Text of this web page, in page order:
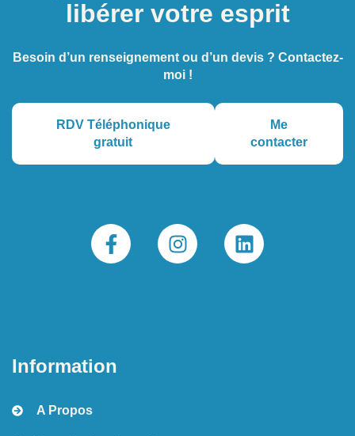
libérer votre esprit
Besoin d’un renseignement ou d’un devis ? Contactez-
moi !
RDV Téléphonique
gratuit
Me
contacter
Information
A Propos